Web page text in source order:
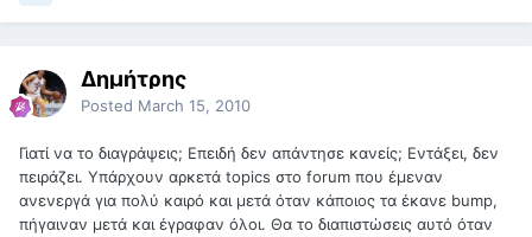
Δημήτρης
Posted March 15, 2010
Γιατί να το διαγράψεις; Επειδή δεν απάντησε κανείς; Εντάξει, δεν
πειράζει. Υπάρχουν αρκετά topics στο forum που έμεναν
ανενεργά για πολύ καιρό και μετά όταν κάποιος τα έκανε bump,
πήγαιναν μετά και έγραφαν όλοι. Θα το διαπιστώσεις αυτό όταν